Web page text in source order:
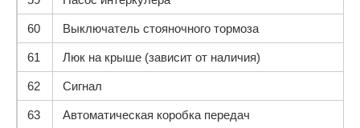
60 Выключатель стояночного тормоза
61 Люк на крыше (зависит от наличия)
62 Сигнал
63 Автоматическая коробка передач